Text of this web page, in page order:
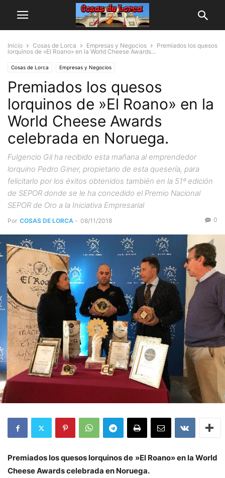
Inicio Cosas de Lorca Empresas y Negocios
Premiados los quesos
lorquinos de »El Roano» en la World Cheese Awards...
Cosas de Lorca Empresas y Negocios
Premiados los quesos
lorquinos de »El Roano» en la
World Cheese Awards
celebrada en Noruega.
Fulgencio Gil ha recibido esta mañana al emprendedor
lorquino Pedro Giner, propietario de esta quesería, para
felicitarlo por los éxitos obtenidos también en la 51º edición
de SEPOR donde se le ha concedido el Premio Nacional
SEPOR de Oro a la Iniciativa Empresarial
Por COSAS DE LORCA - 08/11/2018 0
Premiados los quesos lorquinos de »El Roano» en la World
Cheese Awards celebrada en Noruega.